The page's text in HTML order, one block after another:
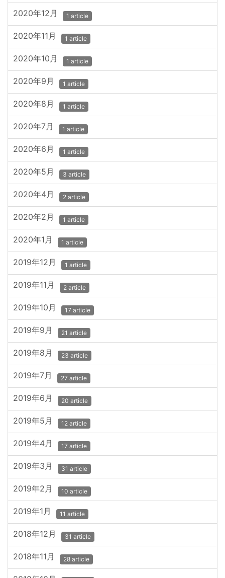
2020年12月 1 article
2020年11月 1 article
2020年10月 1 article
2020年9月 1 article
2020年8月 1 article
2020年7月 1 article
2020年6月 1 article
2020年5月 3 article
2020年4月 2 article
2020年2月 1 article
2020年1月 1 article
2019年12月 1 article
2019年11月 2 article
2019年10月 17 article
2019年9月 21 article
2019年8月 23 article
2019年7月 27 article
2019年6月 20 article
2019年5月 12 article
2019年4月 17 article
2019年3月 31 article
2019年2月 10 article
2019年1月 11 article
2018年12月 31 article
2018年11月 28 article